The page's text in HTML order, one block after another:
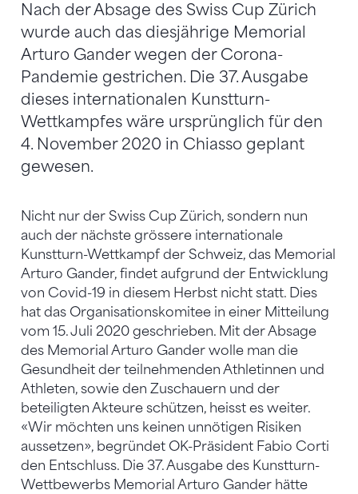
Nach der Absage des Swiss Cup Zürich
wurde auch das diesjährige Memorial
Arturo Gander wegen der Corona-
Pandemie gestrichen. Die 37. Ausgabe
dieses internationalen Kunstturn-
Wettkampfes wäre ursprünglich für den
4. November 2020 in Chiasso geplant
gewesen.
Nicht nur der Swiss Cup Zürich, sondern nun
auch der nächste grössere internationale
Kunstturn-Wettkampf der Schweiz, das Memorial
Arturo Gander, findet aufgrund der Entwicklung
von Covid-19 in diesem Herbst nicht statt. Dies
hat das Organisationskomitee in einer Mitteilung
vom 15. Juli 2020 geschrieben. Mit der Absage
des Memorial Arturo Gander wolle man die
Gesundheit der teilnehmenden Athletinnen und
Athleten, sowie den Zuschauern und der
beteiligten Akteure schützen, heisst es weiter.
«Wir möchten uns keinen unnötigen Risiken
aussetzen», begründet OK-Präsident Fabio Corti
den Entschluss. Die 37. Ausgabe des Kunstturn-
Wettbewerbs Memorial Arturo Gander hätte